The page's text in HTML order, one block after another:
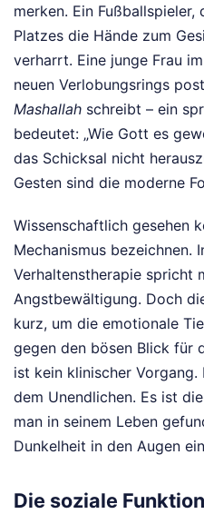
merken. Ein
Platzes die Hände zum
verharrt. Eine junge Frau
neuen Verlobungsrings
Mashallah schreibt – ein
bedeutet: „Wie Gott es
das Schicksal nicht
Gesten sind die moderne
Wissenschaftlich gesehen
Mechanismus bezeichnen.
Verhaltenstherapie spricht
Angstbewältigung. Doch
kurz, um die emotionale
gegen den bösen Blick für
ist kein klinischer Vorgang.
dem Unendlichen. Es ist
man in seinem Leben
Dunkelheit in den Augen
Die soziale